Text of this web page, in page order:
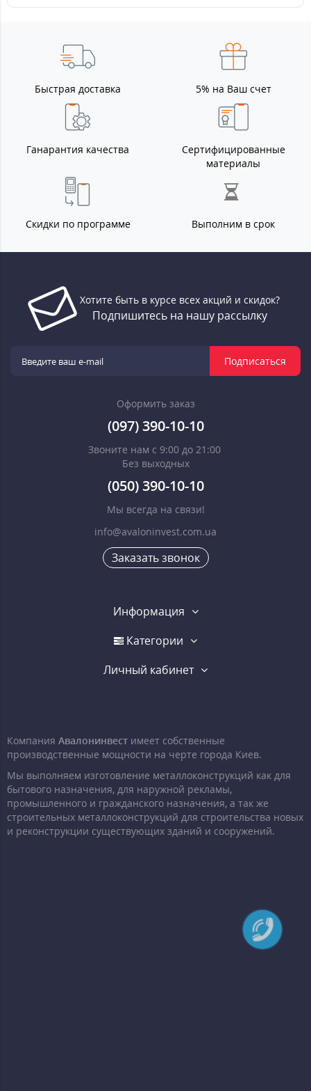
Быстрая доставка 5% на Ваш счет
Ганарантия качества
Сертифицированные
материалы
Скидки по программе Выполним в срок
Хотите быть в курсе всех акций и скидок?
Подпишитесь на нашу рассылку
Подписаться
Оформить заказ
(097) 390-10-10
Звоните нам с 9:00 до 21:00
Без выходных
(050) 390-10-10
Мы всегда на связи!
info@avaloninvest.com.ua
Заказать звонок
Информация
Категории
Личный кабинет
Компания Авалонинвест имеет собственные
производственные мощности на черте города Киев.
Мы выполняем изготовление металлоконструкций как для
бытового назначения, для наружной рекламы,
промышленного и гражданского назначения, а так же
строительных металлоконструкций для строительства новых
и реконструкции существующих зданий и сооружений.